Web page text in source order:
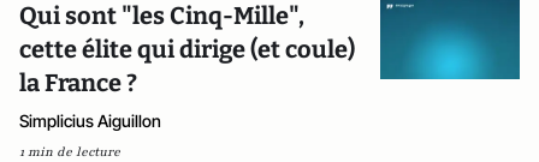
Qui sont "les Cinq-Mille",
cette élite qui dirige (et coule)
la France ?
Simplicius Aiguillon
1 min de lecture